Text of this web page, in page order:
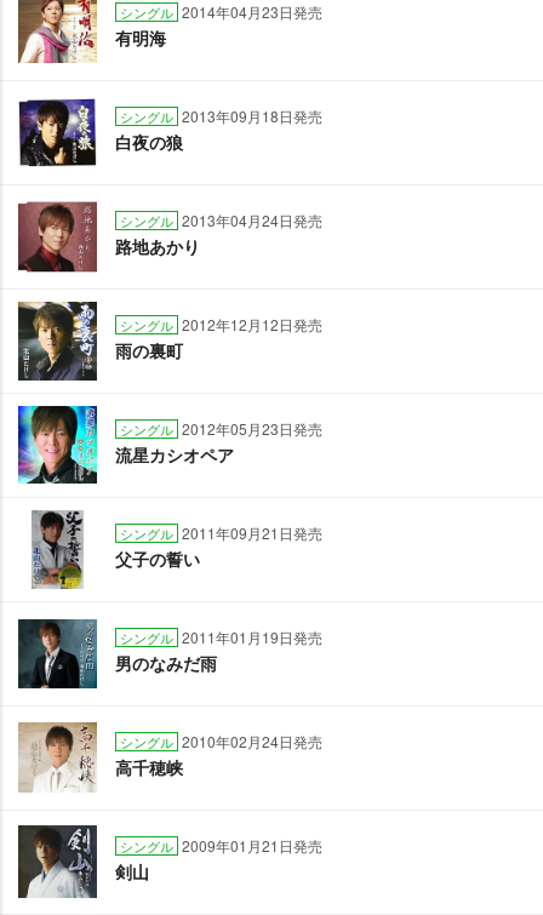
シングル 2014年04月23日発売
有明海
シングル 2013年09月18日発売
白夜の狼
シングル 2013年04月24日発売
路地あかり
シングル 2012年12月12日発売
雨の裏町
シングル 2012年05月23日発売
流星カシオペア
シングル 2011年09月21日発売
父子の誓い
シングル 2011年01月19日発売
男のなみだ雨
シングル 2010年02月24日発売
高千穂峡
シングル 2009年01月21日発売
剣山